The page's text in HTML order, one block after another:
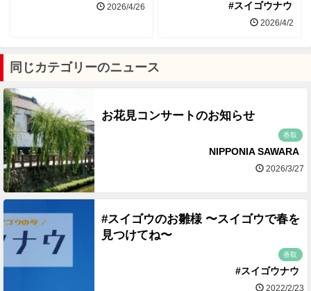
2026/4/26 #スイゴウナウ
2026/4/2
同じカテゴリーのニュース
お花見コンサートのお知らせ
香取
NIPPONIA SAWARA
2026/3/27
#スイゴウのお雛様 〜スイゴウで春を
見つけてね〜
香取
#スイゴウナウ
2022/2/23